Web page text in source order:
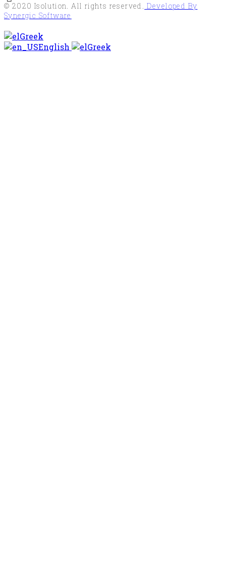
© 2020 Isolution. All rights reserved. Developed By
Synergic Software
Greek
English
Greek